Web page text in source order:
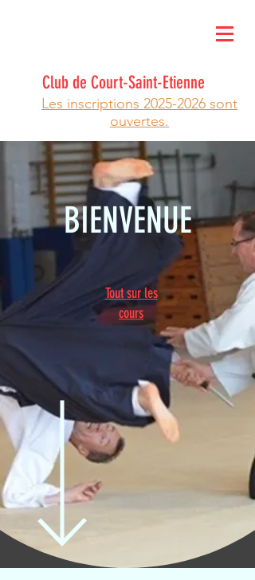
Club de Court-Saint-Etienne
Les inscriptions 2025-2026 sont
ouvertes.
BIENVENUE
Tout sur les
cours